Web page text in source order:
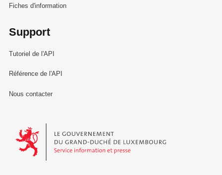
Fiches d'information
Support
Tutoriel de l'API
Référence de l'API
Nous contacter
Le Gouvernement du Grand-Duché de Luxembourg - Service